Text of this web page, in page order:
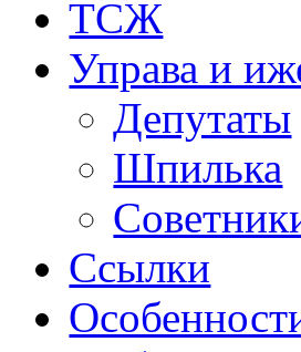
ТСЖ
Управа и
Депутаты
Шпилька
Ссылки